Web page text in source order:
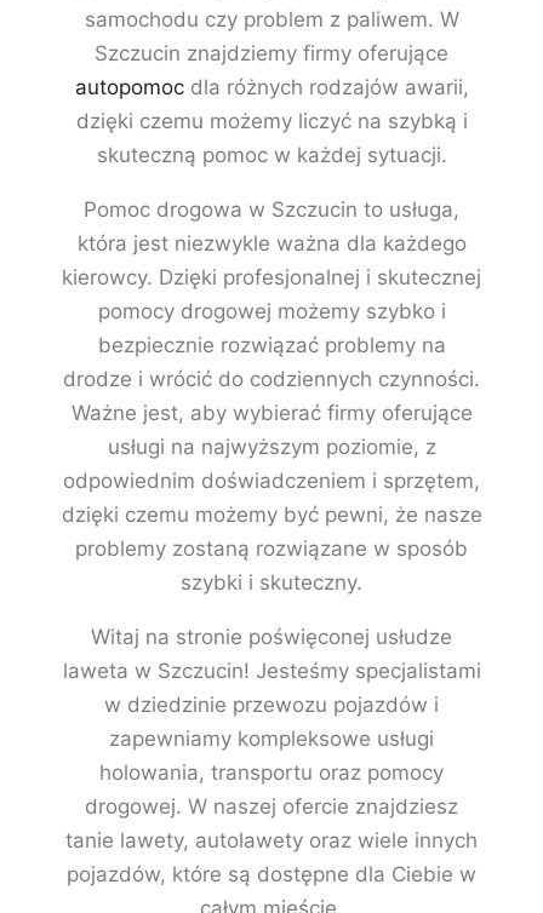
samochodu czy problem z paliwem. W
Szczucin znajdziemy firmy oferujące
autopomocdla różnych rodzajów awarii,
dzięki czemu możemy liczyć na szybką i
skuteczną pomoc w każdej sytuacji.
Pomoc drogowa w Szczucin to usługa,
która jest niezwykle ważna dla każdego
kierowcy. Dzięki profesjonalnej i skutecznej
pomocy drogowej możemy szybko i
bezpiecznie rozwiązać problemy na
drodze i wrócić do codziennych czynności.
Ważne jest, aby wybierać firmy oferujące
usługi na najwyższym poziomie, z
odpowiednim doświadczeniem i sprzętem,
dzięki czemu możemy być pewni, że nasze
problemy zostaną rozwiązane w sposób
szybki i skuteczny.
Witaj na stronie poświęconej usłudze
laweta w Szczucin! Jesteśmy specjalistami
w dziedzinie przewozu pojazdów i
zapewniamy kompleksowe usługi
holowania, transportu oraz pomocy
drogowej. W naszej ofercie znajdziesz
tanie lawety, autolawety oraz wiele innych
pojazdów, które są dostępne dla Ciebie w
całym mieście.